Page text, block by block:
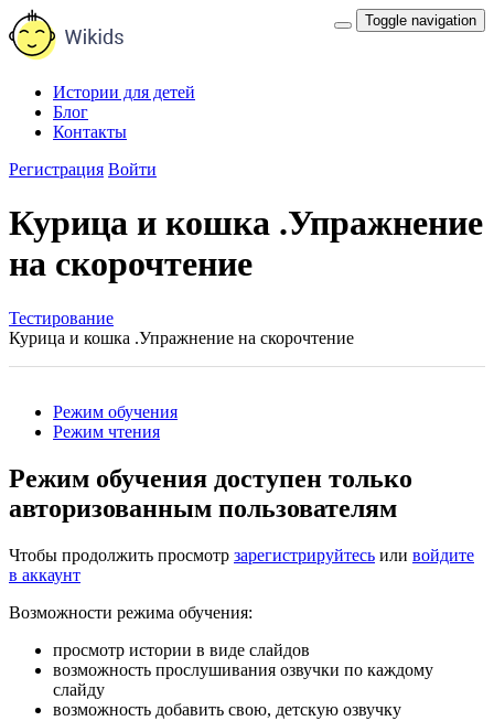
Toggle navigation
Истории для детей
Блог
Контакты
Регистрация Войти
Курица и кошка .Упражнение
на скорочтение
Тестирование
Курица и кошка .Упражнение на скорочтение
Режим обучения
Режим чтения
Режим обучения доступен только
авторизованным пользователям
Чтобы продолжить просмотр зарегистрируйтесь или войдите
в аккаунт
Возможности режима обучения:
просмотр истории в виде слайдов
возможность прослушивания озвучки по каждому
слайду
возможность добавить свою, детскую озвучку